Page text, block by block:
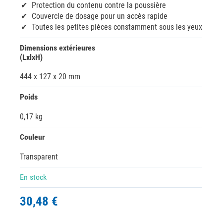
Protection du contenu contre la poussière
Couvercle de dosage pour un accès rapide
Toutes les petites pièces constamment sous les yeux
Dimensions extérieures
(LxlxH)
444 x 127 x 20 mm
Poids
0,17 kg
Couleur
Transparent
En stock
30,48 €